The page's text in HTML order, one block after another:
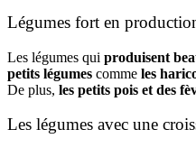
Légumes fort en
Les légumes qui produisent
petits légumes comme les
De plus, les petits pois et des
Les légumes avec une